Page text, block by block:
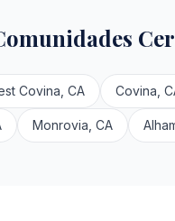
Covina, CA Covina,
Monrovia, CA